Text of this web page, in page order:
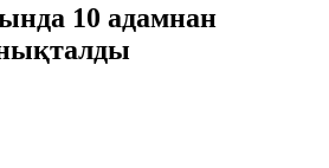
10 адамнан